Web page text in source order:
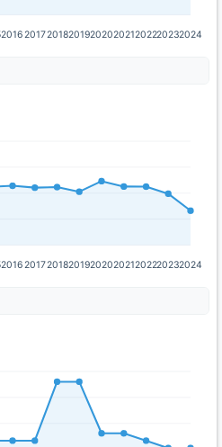
201620172018201920202021202220232024
201620172018201920202021202220232024